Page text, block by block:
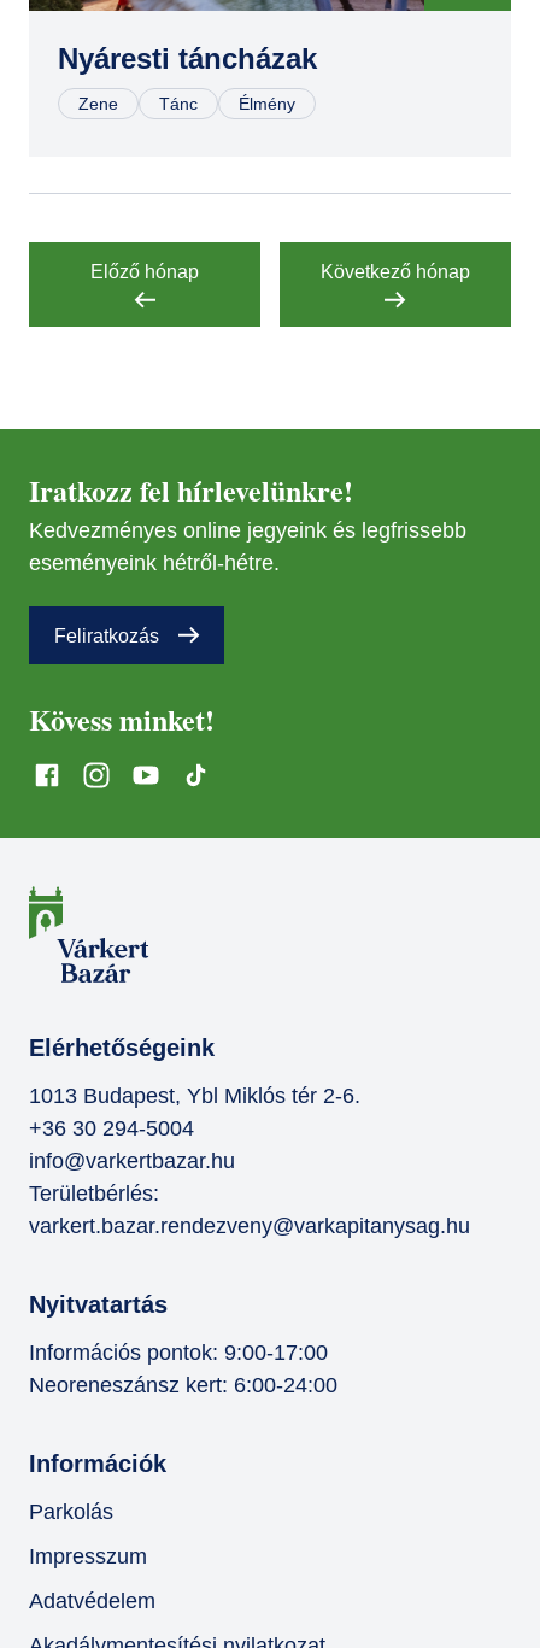
AUG
AUG
Nyáresti táncházak
Zene Tánc Élmény
Előző hónap Következő hónap
Iratkozz fel hírlevelünkre!
Kedvezményes online jegyeink és legfrissebb
eseményeink hétről-hétre.
Feliratkozás
Kövess minket!
Elérhetőségeink
1013 Budapest, Ybl Miklós tér 2-6.
+36 30 294-5004
info@varkertbazar.hu
Területbérlés:
varkert.bazar.rendezveny@varkapitanysag.hu
Nyitvatartás
Információs pontok: 9:00-17:00
Neoreneszánsz kert: 6:00-24:00
Információk
Parkolás
Impresszum
Adatvédelem